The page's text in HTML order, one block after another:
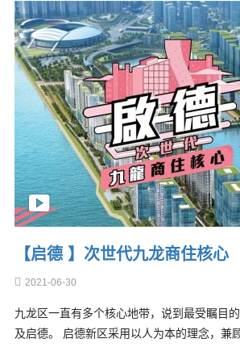
【启德 】次世代九龙商住核心
2021-06-30
九龙区一直有多个核心地带，说到最受瞩目
及启德。 启德新区采用以人为本的理念，兼